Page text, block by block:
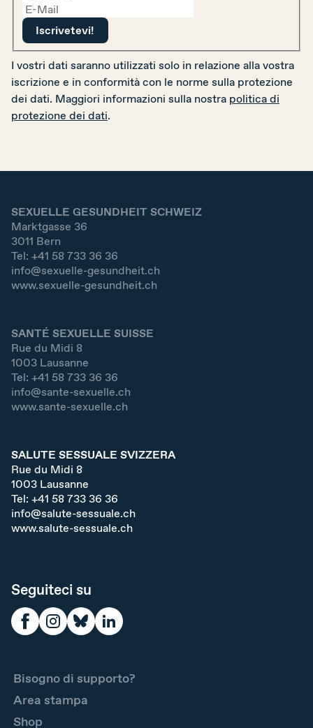
DE FR IT
Donare adesso
I vostri dati saranno utilizzati solo in relazione alla vostra
iscrizione e in conformità con le norme sulla protezione
dei dati. Maggiori informazioni sulla nostra politica di
protezione dei dati.
SEXUELLE GESUNDHEIT SCHWEIZ
Marktgasse 36
3011 Bern
Tel: +41 58 733 36 36
info@sexuelle-gesundheit.ch
www.sexuelle-gesundheit.ch
SANTÉ SEXUELLE SUISSE
Rue du Midi 8
1003 Lausanne
Tel: +41 58 733 36 36
info@sante-sexuelle.ch
www.sante-sexuelle.ch
SALUTE SESSUALE SVIZZERA
Rue du Midi 8
1003 Lausanne
Tel: +41 58 733 36 36
info@salute-sessuale.ch
www.salute-sessuale.ch
Seguiteci su
Bisogno di supporto?
Area stampa
Shop